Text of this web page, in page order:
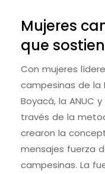
Mujeres
que
Con mujeres
campesinas de la
Boyacá, la ANUC
través de la
crearon la
mensajes fuerza
campesinas. La